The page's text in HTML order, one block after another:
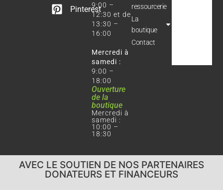
Pinterest9:00 –
12:30 et de
13:30 –
16:00
Mercredi à
samedi :
9:00 –
18:00
Ouverture
de la
boutique
Mercredi à
samedi :
10:00 –
18:30
ressourcerie
La
boutique
Contact
AVEC LE SOUTIEN DE NOS PARTENAIRES
DONATEURS ET FINANCEURS